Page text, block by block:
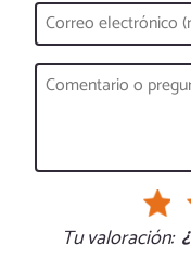
Tu valoración: